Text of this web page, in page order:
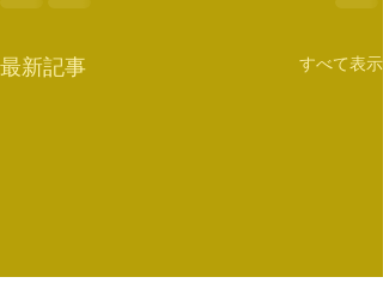
最新記事 すべて表示